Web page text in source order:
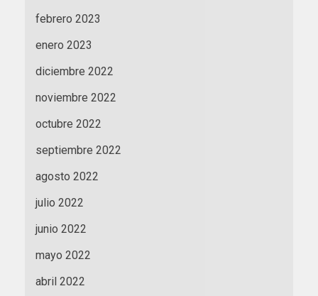
febrero 2023
enero 2023
diciembre 2022
noviembre 2022
octubre 2022
septiembre 2022
agosto 2022
julio 2022
junio 2022
mayo 2022
abril 2022